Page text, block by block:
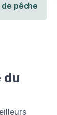
pêche
du